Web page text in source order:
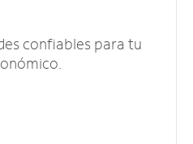
confiables para tu